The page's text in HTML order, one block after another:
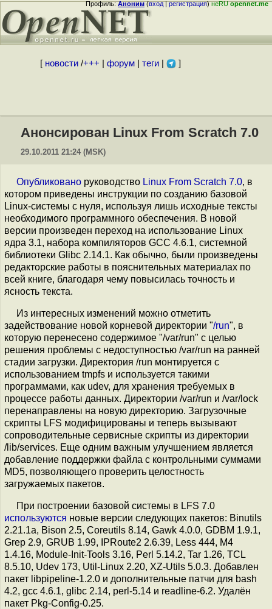
Профиль:Аноним(вход|регистрация)неRUopennet.me
[ новости/+++ форум| теги| ]
Анонсирован Linux From Scratch 7.0
29.10.2011 21:24 (MSK)
Опубликовано руководство Linux From Scratch 7.0, в
котором приведены инструкции по созданию базовой
Linux-системы с нуля, используя лишь исходные тексты
необходимого программного обеспечения. В новой
версии произведен переход на использование Linux
ядра 3.1, набора компиляторов GCC 4.6.1, системной
библиотеки Glibc 2.14.1. Как обычно, были произведены
редакторские работы в пояснительных материалах по
всей книге, благодаря чему повысилась точность и
ясность текста.
Из интересных изменений можно отметить
задействование новой корневой директории "/run", в
которую перенесено содержимое "/var/run" с целью
решения проблемы с недоступностью /var/run на ранней
стадии загрузки. Директория /run монтируется с
использованием tmpfs и используется такими
программами, как udev, для хранения требуемых в
процессе работы данных. Директории /var/run и /var/lock
перенаправлены на новую директорию. Загрузочные
скрипты LFS модифицированы и теперь вызывают
сопроводительные сервисные скрипты из директории
/lib/services. Еще одним важным улучшением является
добавление поддержки файла с контрольными суммами
MD5, позволяющего проверить целостность
загружаемых пакетов.
При построении базовой системы в LFS 7.0
используются новые версии следующих пакетов: Binutils
2.21.1a, Bison 2.5, Coreutils 8.14, Gawk 4.0.0, GDBM 1.9.1,
Grep 2.9, GRUB 1.99, IPRoute2 2.6.39, Less 444, M4
1.4.16, Module-Init-Tools 3.16, Perl 5.14.2, Tar 1.26, TCL
8.5.10, Udev 173, Util-Linux 2.20, XZ-Utils 5.0.3. Добавлен
пакет libpipeline-1.2.0 и дополнительные патчи для bash
4.2, gcc 4.6.1, glibc 2.14, perl-5.14 и readline-6.2. Удалён
пакет Pkg-Config-0.25.